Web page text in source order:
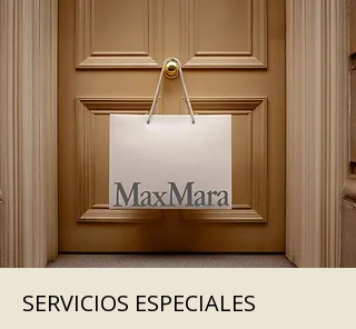
SERVICIOS ESPECIALES